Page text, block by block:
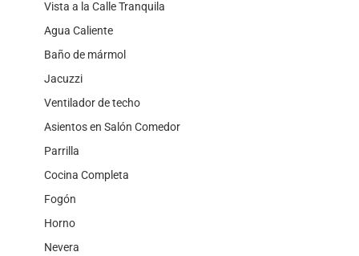
Vista a la Calle Tranquila
Agua Caliente
Baño de mármol
Jacuzzi
Ventilador de techo
Asientos en Salón Comedor
Parrilla
Cocina Completa
Fogón
Horno
Nevera